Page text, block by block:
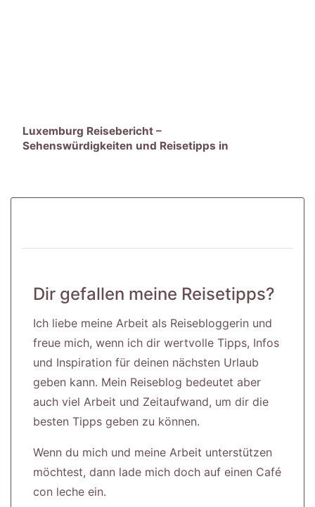
Luxemburg Reisebericht –
Sehenswürdigkeiten und Reisetipps in
Dir gefallen meine Reisetipps?
Ich liebe meine Arbeit als Reisebloggerin und
freue mich, wenn ich dir wertvolle Tipps, Infos
und Inspiration für deinen nächsten Urlaub
geben kann. Mein Reiseblog bedeutet aber
auch viel Arbeit und Zeitaufwand, um dir die
besten Tipps geben zu können.
Wenn du mich und meine Arbeit unterstützen
möchtest, dann lade mich doch auf einen Café
con leche ein.